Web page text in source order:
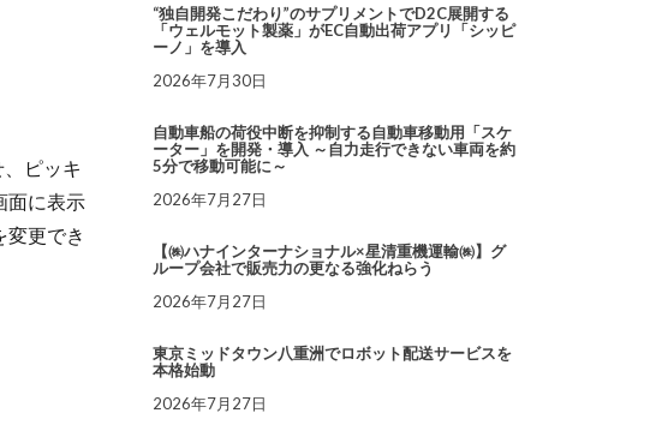
ピッキ
面に表示
変更でき
“独自開発こだわり”のサプリメントでD2C展開する
「ウェルモット製薬」がEC自動出荷アプリ「シッピ
ーノ」を導入
2026年7月30日
自動車船の荷役中断を抑制する自動車移動用「スケ
ーター」を開発・導入 ～自力走行できない車両を約
5分で移動可能に～
2026年7月27日
【㈱ハナインターナショナル×星清重機運輸㈱】グ
ループ会社で販売力の更なる強化ねらう
2026年7月27日
東京ミッドタウン八重洲でロボット配送サービスを
本格始動
2026年7月27日